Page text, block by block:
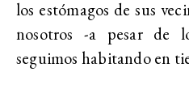
los estómagos de sus
nosotros -a pesar de
seguimos habitando en